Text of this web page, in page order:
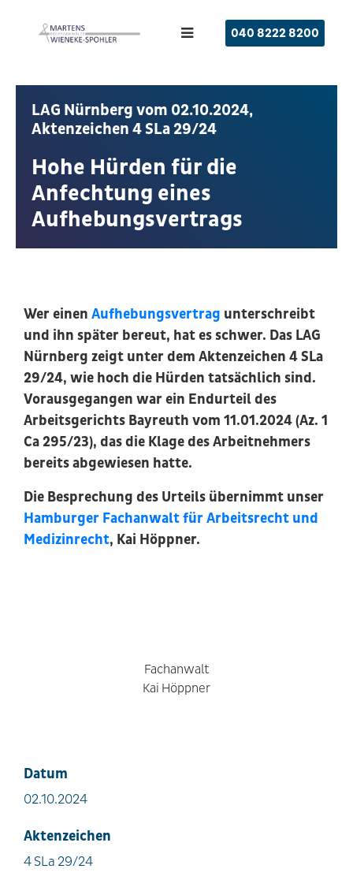
040 8222 8200
LAG Nürnberg vom 02.10.2024,
Aktenzeichen 4 SLa 29/24
Hohe Hürden für die
Anfechtung eines
Aufhebungsvertrags
Wer einen Aufhebungsvertrag unterschreibt
und ihn später bereut, hat es schwer. Das LAG
Nürnberg zeigt unter dem Aktenzeichen 4 SLa
29/24, wie hoch die Hürden tatsächlich sind.
Vorausgegangen war ein Endurteil des
Arbeitsgerichts Bayreuth vom 11.01.2024 (Az. 1
Ca 295/23), das die Klage des Arbeitnehmers
bereits abgewiesen hatte.
Die Besprechung des Urteils übernimmt unser
Hamburger Fachanwalt für Arbeitsrecht und
Medizinrecht, Kai Höppner.
Fachanwalt
Kai Höppner
Datum
02.10.2024
Aktenzeichen
4 SLa 29/24